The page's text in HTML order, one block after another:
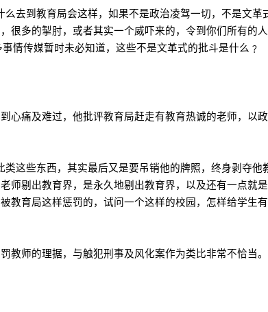
去到教育局会这样，如果不是政治凌驾一切，不是文革
多的掣肘，或者其实一个威吓来的，令到你们所有的人
情传媒暂时未必知道，这些不是文革式的批斗是什么﹖
心痛及难过，他批评教育局赶走有教育热诚的老师，以
这些东西，其实最后又是要吊销他的牌照，终身剥夺他
师剔出教育界，是永久地剔出教育界，以及还有一点就
教育局这样惩罚的，试问一个这样的校园，怎样给学生
师的理据，与触犯刑事及风化案作为类比非常不恰当。